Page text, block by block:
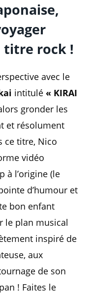
titre rock !
avec le
intitulé « KIRAI
gronder les
et résolument
ce titre, Nico
vidéo
à l’origine (le
d’humour et
bon enfant
le plan musical
inspiré de
aux
de son
! Faites le